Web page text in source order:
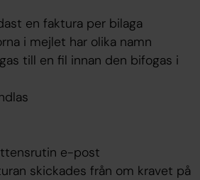
en faktura per bilaga
i mejlet har olika namn
till en fil innan den bifogas i
e-post
skickades från om kravet på